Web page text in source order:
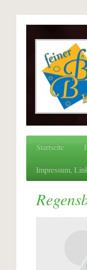
Startseite
Impressum,